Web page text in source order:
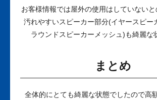
お客様情報では屋外の使用はしていない
汚れやすいスピーカー部分(イヤースピー
ラウンドスピーカーメッシュ)も綺麗な
まとめ
全体的にとても綺麗な状態でしたので高